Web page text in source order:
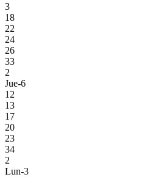
3
18
22
24
26
33
2
Jue-6
12
13
17
20
23
34
2
Lun-3